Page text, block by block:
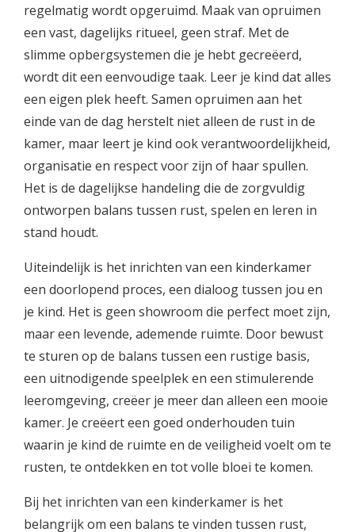
regelmatig wordt opgeruimd. Maak van opruimen
een vast, dagelijks ritueel, geen straf. Met de
slimme opbergsystemen die je hebt gecreëerd,
wordt dit een eenvoudige taak. Leer je kind dat alles
een eigen plek heeft. Samen opruimen aan het
einde van de dag herstelt niet alleen de rust in de
kamer, maar leert je kind ook verantwoordelijkheid,
organisatie en respect voor zijn of haar spullen.
Het is de dagelijkse handeling die de zorgvuldig
ontworpen balans tussen rust, spelen en leren in
stand houdt.
Uiteindelijk is het inrichten van een kinderkamer
een doorlopend proces, een dialoog tussen jou en
je kind. Het is geen showroom die perfect moet zijn,
maar een levende, ademende ruimte. Door bewust
te sturen op de balans tussen een rustige basis,
een uitnodigende speelplek en een stimulerende
leeromgeving, creëer je meer dan alleen een mooie
kamer. Je creëert een goed onderhouden tuin
waarin je kind de ruimte en de veiligheid voelt om te
rusten, te ontdekken en tot volle bloei te komen.
Bij het inrichten van een kinderkamer is het
belangrijk om een balans te vinden tussen rust,